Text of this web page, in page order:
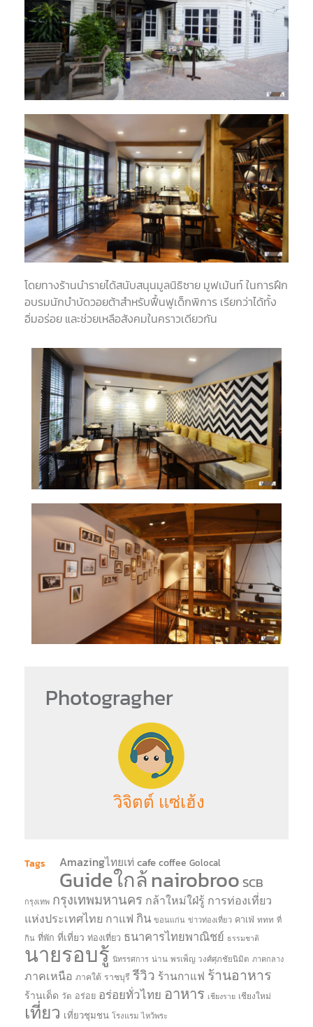
โดยทางร้านนำรายได้สนับสนุนมูลนิธิซาย มูฟเม้นท์ ในการฝึก
อบรมนักบำบัดวอยต้าสำหรับฟื้นฟูเด็กพิการ เรียกว่าได้ทั้ง
อิ่มอร่อย และช่วยเหลือสังคมในคราวเดียวกัน
Photogragher
วิจิตต์ แซ่เฮ้ง
Tags Amazingไทยเท่cafe coffee Golocal
Guideใกล้nairobroo SCB
กรุงเทพ กรุงเทพมหานคร กล้าใหม่ใฝ่รู้ การท่องเที่ยว
แห่งประเทศไทย กาแฟ กิน ขอนแก่น ข่าวท่องเที่ยว คาเฟ่ ททท ที่
กิน ที่พัก ที่เที่ยว ท่องเที่ยว ธนาคารไทยพาณิชย์ ธรรมชาติ
นายรอบรู้ นิทรรศการ น่าน พรเพ็ญ วงศ์ศุภชัยนิมิต ภาคกลาง
ภาคเหนือ ภาคใต้ ราชบุรี รีวิว ร้านกาแฟ ร้านอาหาร
ร้านเด็ด วัด อร่อย อร่อยทั่วไทย อาหาร เชียงราย เชียงใหม่
เที่ยว เที่ยวชุมชน โรงแรม ไหว้พระ